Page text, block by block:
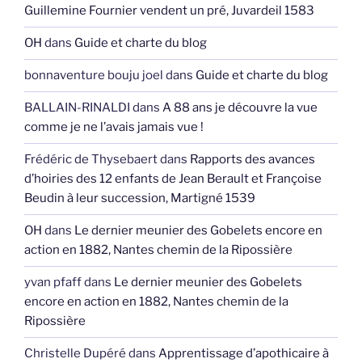
Guillemine Fournier vendent un pré, Juvardeil 1583
OH dans Guide et charte du blog
bonnaventure bouju joel dans Guide et charte du blog
BALLAIN-RINALDI dans A 88 ans je découvre la vue
comme je ne l’avais jamais vue !
Frédéric de Thysebaertdans Rapports des avances
d’hoiries des 12 enfants de Jean Berault et Françoise
Beudin à leur succession, Martigné 1539
OH dans Le dernier meunier des Gobelets encore en
action en 1882, Nantes chemin de la Ripossière
yvan pfaffdans Le dernier meunier des Gobelets
encore en action en 1882, Nantes chemin de la
Ripossière
Christelle Dupéré dans Apprentissage d’apothicaire à